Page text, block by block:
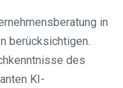
in
berücksichtigen.
des
KI-